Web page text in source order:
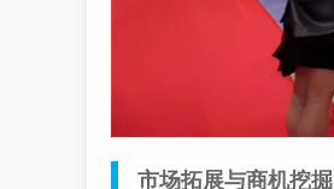
市场拓展与商机挖掘